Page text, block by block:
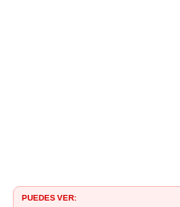
PUEDES VER: